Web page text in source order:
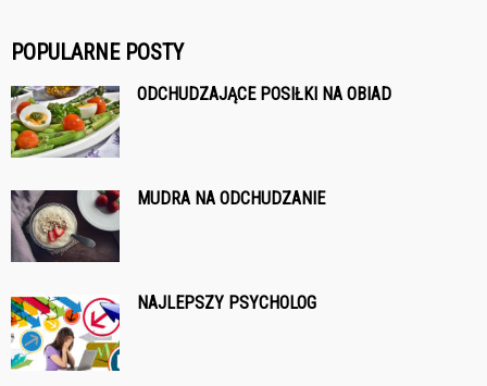
POPULARNE POSTY
ODCHUDZAJĄCE POSIŁKI NA OBIAD
MUDRA NA ODCHUDZANIE
NAJLEPSZY PSYCHOLOG